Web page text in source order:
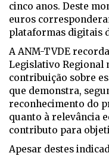
cinco anos. Deste
euros
plataformas digitais
A ANM-TVDE
Legislativo Regional
contribuição sobre
que demonstra,
reconhecimento do
quanto à relevância
contributo para
Apesar destes